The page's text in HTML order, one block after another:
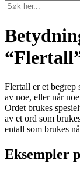
Flertall er et begrep
av noe, eller når
Ordet brukes
av et ord som
entall som brukes
Eksempler